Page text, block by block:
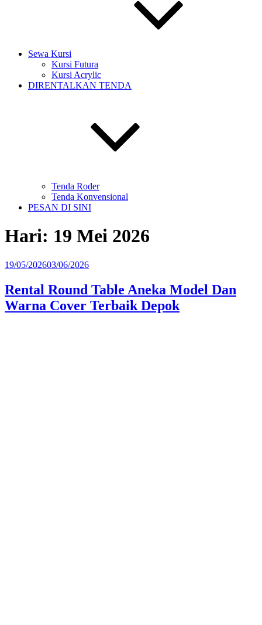
Sewa Kursi
Kursi Futura
Kursi Acrylic
DIRENTALKAN TENDA
Tenda Roder
Tenda Konvensional
PESAN DI SINI
Hari: 19 Mei 2026
Diposkan
19/05/202603/06/2026
Rental Round Table Aneka Model Dan
Warna Cover Terbaik Depok